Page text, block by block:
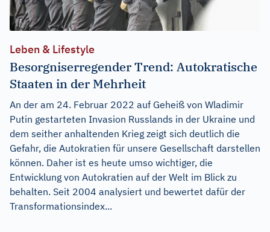
Leben & Lifestyle
Besorgniserregender Trend: Autokratische
Staaten in der Mehrheit
An der am 24. Februar 2022 auf Geheiß von Wladimir
Putin gestarteten Invasion Russlands in der Ukraine und
dem seither anhaltenden Krieg zeigt sich deutlich die
Gefahr, die Autokratien für unsere Gesellschaft darstellen
können. Daher ist es heute umso wichtiger, die
Entwicklung von Autokratien auf der Welt im Blick zu
behalten. Seit 2004 analysiert und bewertet dafür der
Transformationsindex...